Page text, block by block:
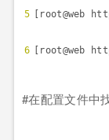
5
6
[root@web
[root@web
#在配置文件中